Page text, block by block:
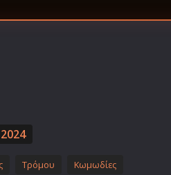
2024
Τρόμου Κωμωδίες